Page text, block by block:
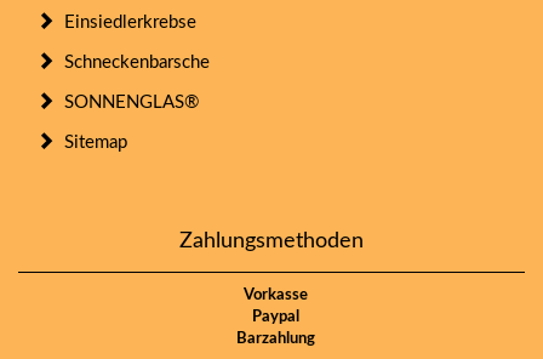
Einsiedlerkrebse
Schneckenbarsche
SONNENGLAS®
Sitemap
Zahlungsmethoden
Vorkasse
Paypal
Barzahlung